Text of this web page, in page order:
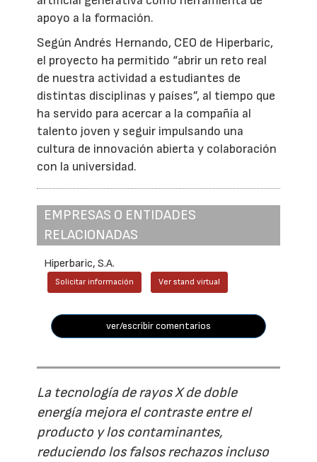
apoyo a la formación.
Según Andrés Hernando, CEO de Hiperbaric,
el proyecto ha permitido “abrir un reto real
de nuestra actividad a estudiantes de
distintas disciplinas y países”, al tiempo que
ha servido para acercar a la compañía al
talento joven y seguir impulsando una
cultura de innovación abierta y colaboración
con la universidad.
EMPRESAS O ENTIDADES
RELACIONADAS
Hiperbaric, S.A.
Solicitar información Ver stand virtual
ver/escribir comentarios
La tecnología de rayos X de doble
energía mejora el contraste entre el
producto y los contaminantes,
reduciendo los falsos rechazos incluso